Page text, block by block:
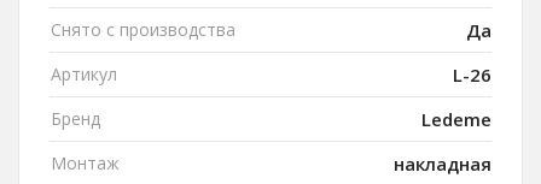
Снято с производства Да
Артикул L-26
Бренд Ledeme
Монтаж накладная